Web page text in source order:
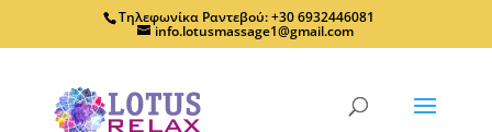
Τηλεφωνίκα Ραντεβού: +30 6932446081
info.lotusmassage1@gmail.com